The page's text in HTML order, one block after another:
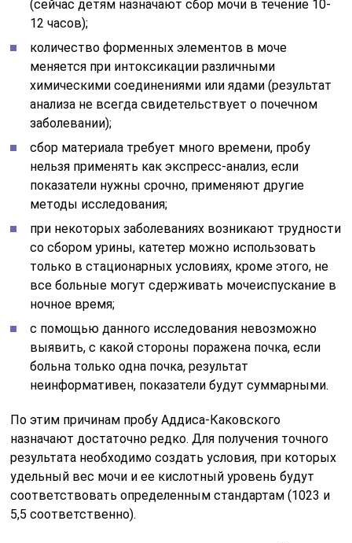
(сейчас детям назначают сбор мочи в течение 10-
12 часов);
количество форменных элементов в моче
меняется при интоксикации различными
химическими соединениями или ядами (результат
анализа не всегда свидетельствует о почечном
заболевании);
сбор материала требует много времени, пробу
нельзя применять как экспресс-анализ, если
показатели нужны срочно, применяют другие
методы исследования;
при некоторых заболеваниях возникают трудности
со сбором урины, катетер можно использовать
только в стационарных условиях, кроме этого, не
все больные могут сдерживать мочеиспускание в
ночное время;
с помощью данного исследования невозможно
выявить, с какой стороны поражена почка, если
больна только одна почка, результат
неинформативен, показатели будут суммарными.
По этим причинам пробу Аддиса-Каковского
назначают достаточно редко. Для получения точного
результата необходимо создать условия, при которых
удельный вес мочи и ее кислотный уровень будут
соответствовать определенным стандартам (1023 и
5,5 соответственно).